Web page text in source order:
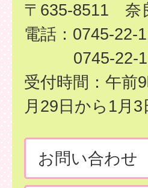
〒635-8511 奈
電話：0745-22-
0745-22-
受付時間：午前
月29日から1月
お問い合わせ